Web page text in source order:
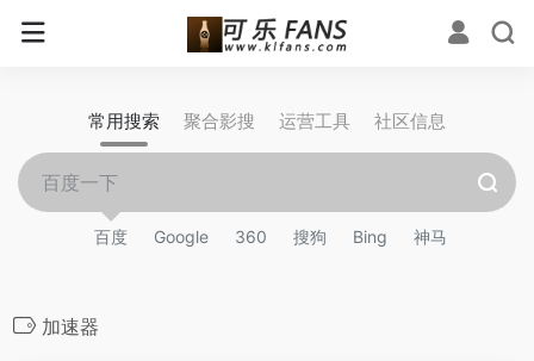
常用搜索 聚合影搜 运营工具 社区信息
百度 Google 360 搜狗 Bing 神马
加速器